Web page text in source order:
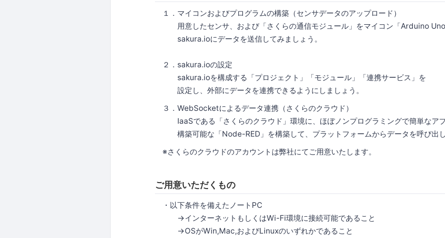
１．マイコンおよびプログラムの構築（センサデータのアップロード）
用意したセンサ、および「さくらの通信モジュール」をマイコン「Arduino
sakura.ioにデータを送信してみましょう。
２．sakura.ioの設定
sakura.ioを構成する「プロジェクト」「モジュール」「連携サービス」を
設定し、外部にデータを連携できるようにしましょう。
３．WebSocketによるデータ連携（さくらのクラウド）
IaaSである「さくらのクラウド」環境に、ほぼノンプログラミングで簡単なア
構築可能な「Node-RED」を構築して、プラットフォームからデータを呼び出
※さくらのクラウドのアカウントは弊社にてご用意いたします。
ご用意いただくもの
・以下条件を備えたノートPC
→インターネットもしくはWi-Fi環境に接続可能であること
→OSがWin,Mac,およびLinuxのいずれかであること